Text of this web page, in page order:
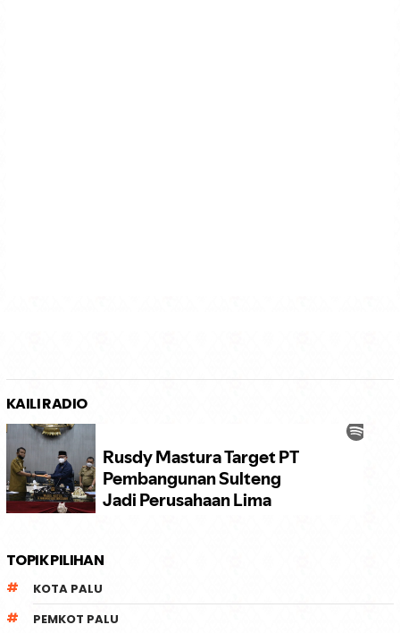
KAILI RADIO
TOPIK PILIHAN
KOTA PALU
PEMKOT PALU